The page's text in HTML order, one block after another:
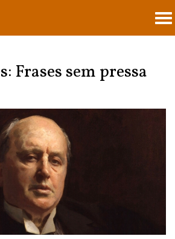
Frases sem pressa